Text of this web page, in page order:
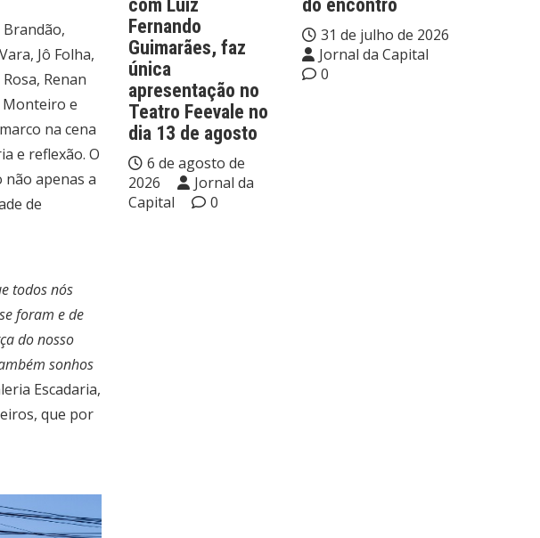
Jô Folha,
Renan
Monteiro e
na cena
e reflexão. O
não apenas a
de
todos nós
foram e de
do nosso
sonhos
Escadaria,
que por
com Luiz
Fernando
Guimarães, faz
única
apresentação no
Teatro Feevale no
dia 13 de agosto
6 de agosto de
2026
Jornal da
Capital
0
do encontro
31 de julho de 2026
Jornal da Capital
0